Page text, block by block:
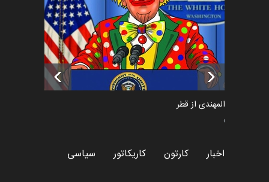
اخبار 6 ماه قبل
تسلیت به همکار | سهراب خیری
اخبار 6 ماه قبل
سعد المهندی از قطر
سیاسی
اخبار کارتون کاریکاتور سیاسی